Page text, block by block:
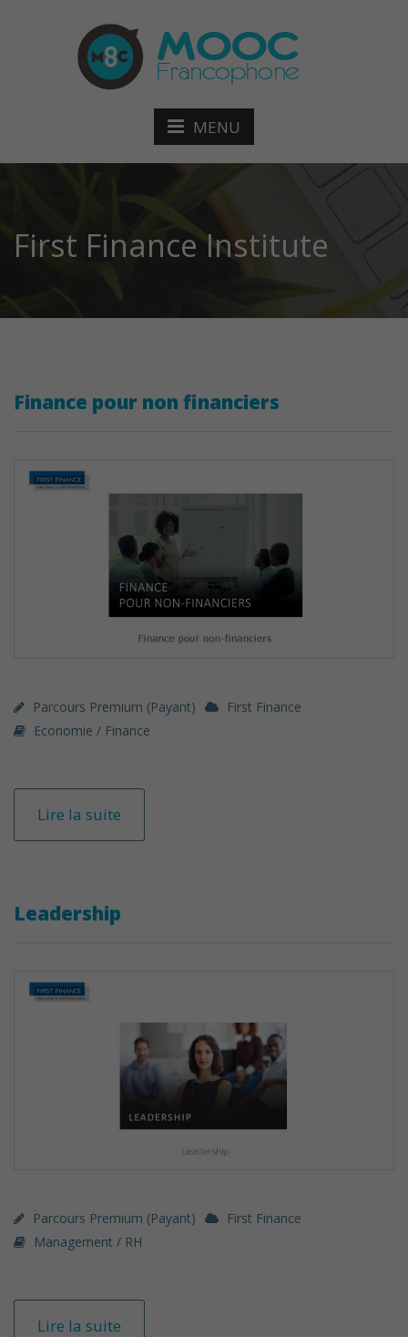
MENU
First Finance Institute
Finance pour non financiers
Parcours Premium (payant)
First Finance
Economie / Finance
Lire la suite
Leadership
Parcours Premium (payant)
First Finance
Management / RH
Lire la suite